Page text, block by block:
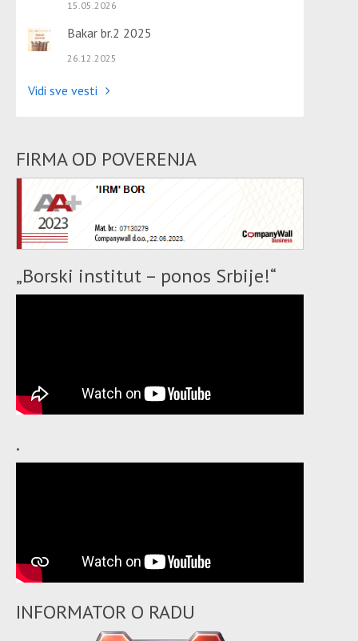
15.05.2026
Bakar br.2 2025
26.12.2025
Vidi sve vesti
FIRMA OD POVERENJA
„Borski institut – ponos Srbije!“
.
INFORMATOR O RADU